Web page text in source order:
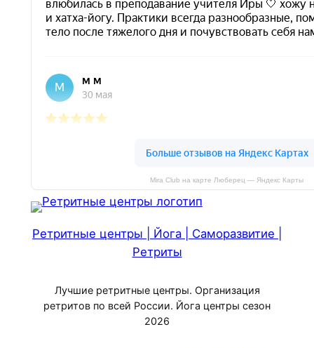
Mira Club на карте Люберец — Яндекс Карты
Ретритные центры | Йога | Саморазвитие |
Ретриты
Лучшие ретритные центры. Организация
ретритов по всей России. Йога центры сезон
2026